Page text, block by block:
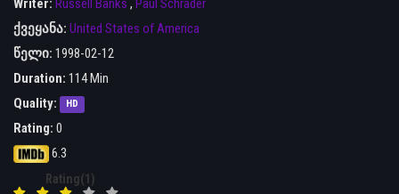
Writer: Russell Banks , Paul Schrader
ქვეყანა: United States of America
წელი: 1998-02-12
Duration: 114 Min
Quality:
HD
Rating: 0
6.3
Rating(1)